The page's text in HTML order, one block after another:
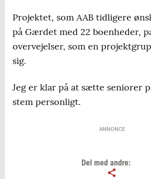
Projektet, som AAB tidligere
på Gærdet med 22 boenheder,
overvejelser, som en
sig.
Jeg er klar på at sætte seniorer
stem personligt.
ANNONCE
Del med andre: